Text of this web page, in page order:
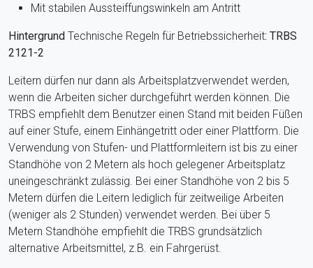
Mit stabilen Aussteiffungswinkeln am Antritt
Hintergrund Technische Regeln für Betriebssicherheit: TRBS
2121-2
Leitern dürfen nur dann als Arbeitsplatzverwendet werden,
wenn die Arbeiten sicher durchgeführt werden können. Die
TRBS empfiehlt dem Benutzer einen Stand mit beiden Füßen
auf einer Stufe, einem Einhängetritt oder einer Plattform. Die
Verwendung von Stufen- und Plattformleitern ist bis zu einer
Standhöhe von 2 Metern als hoch gelegener Arbeitsplatz
uneingeschränkt zulässig. Bei einer Standhöhe von 2 bis 5
Metern dürfen die Leitern lediglich für zeitweilige Arbeiten
(weniger als 2 Stunden) verwendet werden. Bei über 5
Metern Standhöhe empfiehlt die TRBS grundsätzlich
alternative Arbeitsmittel, z.B. ein Fahrgerüst.